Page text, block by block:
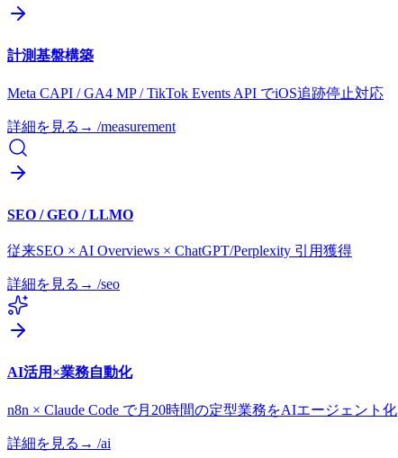
計測基盤構築
Meta CAPI / GA4 MP / TikTok Events API でiOS追跡停止対応
詳細を見る → /measurement
SEO / GEO / LLMO
従来SEO × AI Overviews × ChatGPT/Perplexity 引用獲得
詳細を見る → /seo
AI活用×業務自動化
n8n × Claude Code で月20時間の定型業務をAIエージェント化
詳細を見る → /ai